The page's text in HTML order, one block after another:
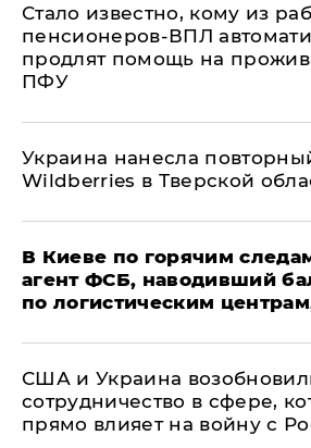
Стало известно, кому из
пенсионеров-ВПЛ
продлят помощь на
ПФУ
Украина нанесла
Wildberries в Тверской
В Киеве по горячим
агент ФСБ, наводивший
по логистическим
США и Украина
сотрудничество в сфере,
прямо влияет на войну с